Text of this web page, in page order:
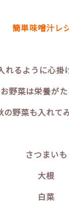
簡単味噌汁レ
れるように心
野菜は栄養がた
の野菜も入れて
さつまいも
大根
白菜